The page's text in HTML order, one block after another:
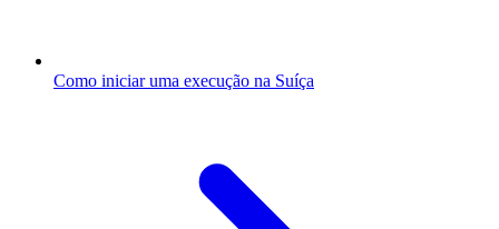
Como iniciar uma execução na Suíça